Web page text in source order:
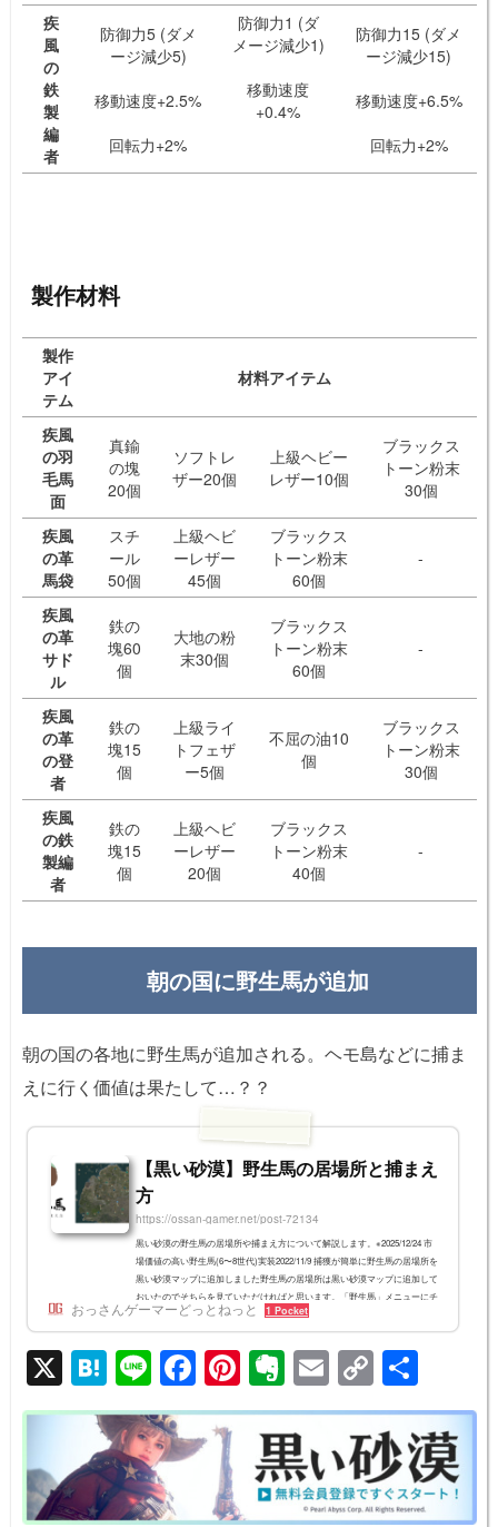
疾
風
の
鉄
製
編
者
防御力5 (ダメ
ージ減少5)
移動速度+2.5%
回転力+2%
防御力1 (ダ
メージ減少1)
移動速度
+0.4%
防御力15 (ダメ
ージ減少15)
移動速度+6.5%
回転力+2%
製作材料
製作
アイ
テム
材料アイテム
疾風
の羽
毛馬
面
真鍮
の塊
20個
ソフトレ
ザー20個
上級ヘビー
レザー10個
ブラックス
トーン粉末
30個
疾風
の革
馬袋
スチ
ール
50個
上級ヘビ
ーレザー
45個
ブラックス
トーン粉末
60個
-
疾風
の革
サド
ル
鉄の
塊60
個
大地の粉
末30個
ブラックス
トーン粉末
60個
-
疾風
の革
の登
者
鉄の
塊15
個
上級ライ
トフェザ
ー5個
不屈の油10
個
ブラックス
トーン粉末
30個
疾風
の鉄
製編
者
鉄の
塊15
個
上級ヘビ
ーレザー
20個
ブラックス
トーン粉末
40個
-
朝の国に野生馬が追加
朝の国の各地に野生馬が追加される。ヘモ島などに捕ま
えに行く価値は果たして…？？
【黒い砂漠】野生馬の居場所と捕まえ
方
https://ossan-gamer.net/post-72134
黒い砂漠の野生馬の居場所や捕まえ方について解説します。※2025/12/24 市
場価値の高い野生馬(6〜8世代)実装2022/11/9 捕獲が簡単に野生馬の居場所を
黒い砂漠マップに追加しました野生馬の居場所は黒い砂漠マップに追加して
おいたのでそちらを見ていただければと思います。「野生馬」メニューにチ
ェックを入れると、マップ上にアイコンが表示されます。馬の見た目一覧8
世代7世代 6世代 野生馬の捕獲方法持ち物「捕獲用ロープ」と「黒砂糖の
塊」をそれぞれ複数個持っていきます。捕獲用ロープ捕獲用ロープを投げて
馬にひっかけ...
おっさんゲーマーどっとねっと 1 Pocket
X H
at
e
n
a
Li
n
e
F
a
c
b
Pi
nt
er
e
st
E
v
er
n
ot
E
m
ail
C
o
p
y
Li
有